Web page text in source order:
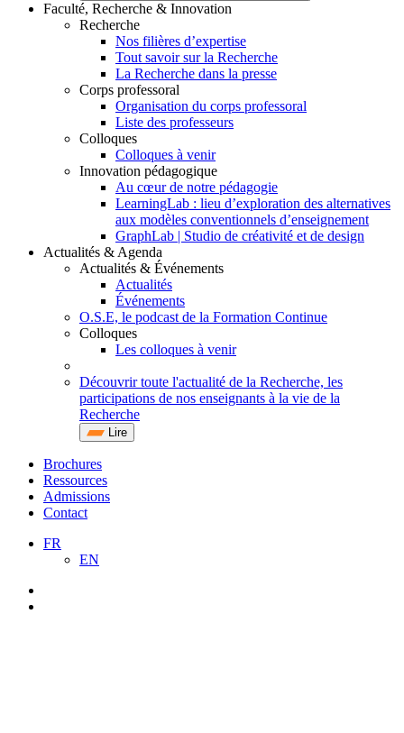
Faculté, Recherche & Innovation
Recherche
Nos filières d’expertise
Tout savoir sur la Recherche
La Recherche dans la presse
Corps professoral
Organisation du corps professoral
Liste des professeurs
Colloques
Colloques à venir
Innovation pédagogique
Au cœur de notre pédagogie
LearningLab : lieu d’exploration des alternatives
aux modèles conventionnels d’enseignement
GraphLab | Studio de créativité et de design
Actualités & Agenda
Actualités & Événements
Actualités
Événements
O.S.E, le podcast de la Formation Continue
Colloques
Les colloques à venir
Découvrir toute l'actualité de la Recherche, les
participations de nos enseignants à la vie de la
Recherche
Lire
Brochures
Ressources
Admissions
Contact
FR
EN